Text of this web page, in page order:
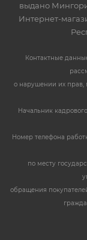
выдано
Интернет-
Контактные
о нарушении их прав,
Начальник
Номер телефона
по месту
обращения